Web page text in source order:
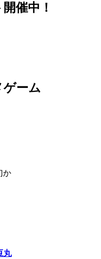
催中！
ーム
か
丸